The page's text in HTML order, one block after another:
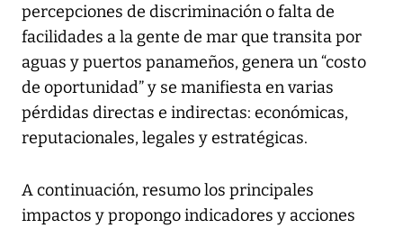
percepciones de discriminación o falta de
facilidades a la gente de mar que transita por
aguas y puertos panameños, genera un “costo
de oportunidad” y se manifiesta en varias
pérdidas directas e indirectas: económicas,
reputacionales, legales y estratégicas.
A continuación, resumo los principales
impactos y propongo indicadores y acciones